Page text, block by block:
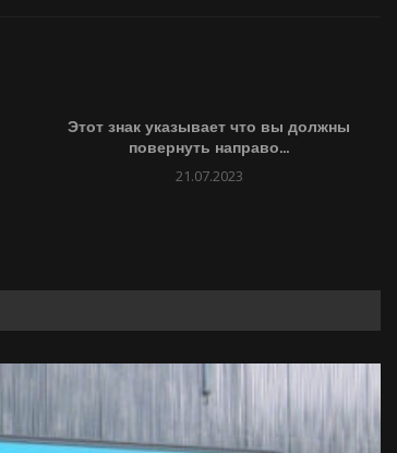
Этот знак указывает что вы должны
повернуть направо...
21.07.2023